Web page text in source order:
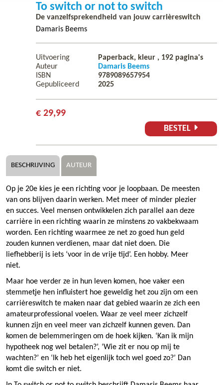
To switch or not to switch
De vanzelfsprekendheid van jouw carrièreswitch
Damaris Beems
Uitvoering Paperback, kleur , 192 pagina's
Auteur
Damaris Beems
ISBN
9789089657954
Gepubliceerd
2025
€ 29,99
BESTEL
BESCHRIJVING AUTEUR
Op je 20e kies je een richting voor je loopbaan. De meesten
van ons blijven daarin werken. Met meer of minder plezier
en succes. Veel mensen ontwikkelen zich parallel aan deze
carrière in een richting waarin ze minstens zo vakbekwaam
worden. Een richting waarmee ze net zo goed hun geld
zouden kunnen verdienen, maar dat niet doen. Die
liefhebberij is iets ‘voor in de vrije tijd’. Een hobby. Meer
niet.
Maar hoe verder ze in hun leven komen, hoe vaker een
stemmetje hen influistert hoe geweldig het zou zijn om een
carrièreswitch te maken naar dat gebied waarin ze zich een
amateurprofessional voelen. Waar ze veel meer zichzelf
kunnen zijn en veel meer van zichzelf kunnen geven. Dan
komen de belemmeringen om de hoek kijken. ‘Kan ik mijn
hypotheek nog wel betalen?’, ‘Wie zit er nou op mij te
wachten?’ en ‘Ik heb het eigenlijk toch wel goed zo?’ Dan
komt die switch er niet.